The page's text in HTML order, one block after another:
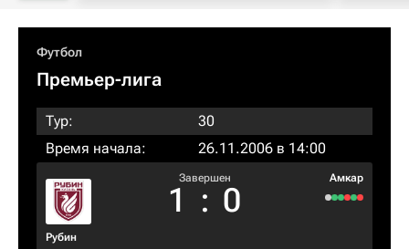
Футбол
Премьер-лига
Тур:
30
Время начала:
26.11.2006 в 14:00
Рубин
Завершен
1 : 0
Амкар